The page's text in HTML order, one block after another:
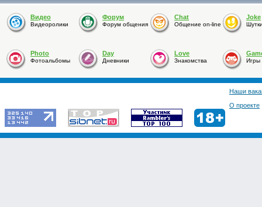
Видео
Видеоролики
Форум
Форум общения
Chat
Общение on-line
Joke
Photo
Фотоальбомы
Day
Дневники
Love
Знакомства Игры
Наши
О проекте